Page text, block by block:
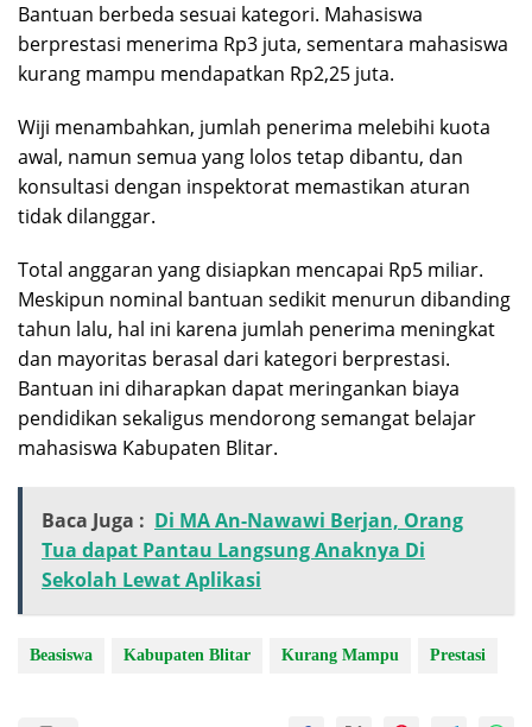
Bantuan berbeda sesuai kategori. Mahasiswa
berprestasi menerima Rp3 juta, sementara mahasiswa
kurang mampu mendapatkan Rp2,25 juta.
Wiji menambahkan, jumlah penerima melebihi kuota
awal, namun semua yang lolos tetap dibantu, dan
konsultasi dengan inspektorat memastikan aturan
tidak dilanggar.
Total anggaran yang disiapkan mencapai Rp5 miliar.
Meskipun nominal bantuan sedikit menurun dibanding
tahun lalu, hal ini karena jumlah penerima meningkat
dan mayoritas berasal dari kategori berprestasi.
Bantuan ini diharapkan dapat meringankan biaya
pendidikan sekaligus mendorong semangat belajar
mahasiswa Kabupaten Blitar.
Baca Juga : Di MA An-Nawawi Berjan, Orang
Tua dapat Pantau Langsung Anaknya Di
Sekolah Lewat Aplikasi
Beasiswa Kabupaten Blitar Kurang Mampu Prestasi